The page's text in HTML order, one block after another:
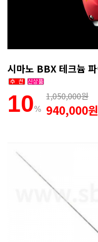
10%
1,050,000원
940,000원